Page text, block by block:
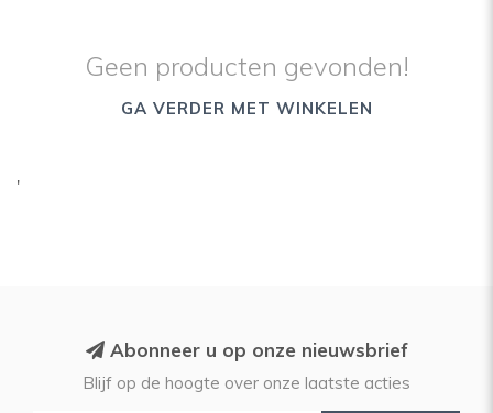
Geen producten gevonden!
GA VERDER MET WINKELEN
'
Abonneer u op onze nieuwsbrief
Blijf op de hoogte over onze laatste acties